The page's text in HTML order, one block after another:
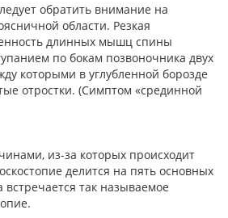
обратить внимание на
области. Резкая
длинных мышц спины
по бокам позвоночника двух
которыми в углубленной борозде
отростки. (Симптом «срединной
из-за которых происходит
делится на пять основных
так называемое